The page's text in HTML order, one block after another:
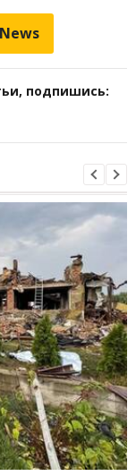
подпишись: